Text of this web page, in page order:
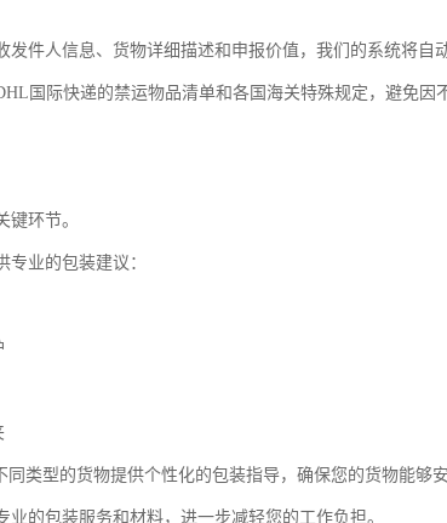
发件人信息、货物详细描述和申报价值，我们的系统将自
国际快递的禁运物品清单和各国海关特殊规定，避免因
环节。
业的包装建议：
类型的货物提供个性化的包装指导，确保您的货物能够安
的包装服务和材料，进一步减轻您的工作负担。